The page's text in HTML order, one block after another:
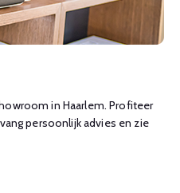
in Haarlem. Profiteer
persoonlijk advies en zie